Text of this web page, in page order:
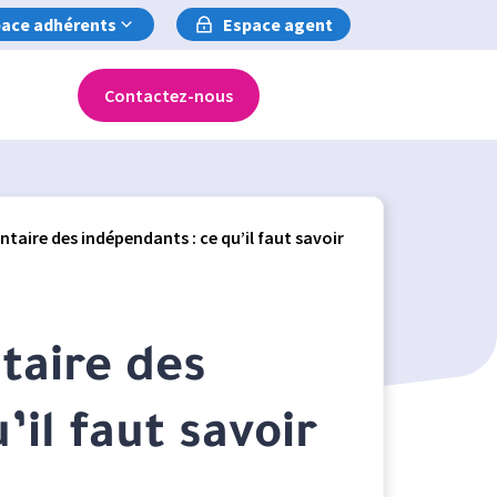
adhérents Espace agent
Contactez-nous
des indépendants : ce qu’il faut savoir
des
faut savoir